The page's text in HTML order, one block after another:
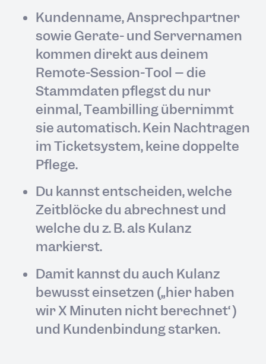
Kundenname, Ansprechpartner
sowie Geräte- und Servernamen
kommen direkt aus deinem
Remote-Session-Tool – die
Stammdaten pflegst du nur
einmal, Teambilling übernimmt
sie automatisch. Kein Nachtragen
im Ticketsystem, keine doppelte
Pflege.
Du kannst entscheiden, welche
Zeitblöcke du abrechnest und
welche du z. B. als Kulanz
markierst.
Damit kannst du auch Kulanz
bewusst einsetzen („hier haben
wir X Minuten nicht berechnet“)
und Kundenbindung stärken.